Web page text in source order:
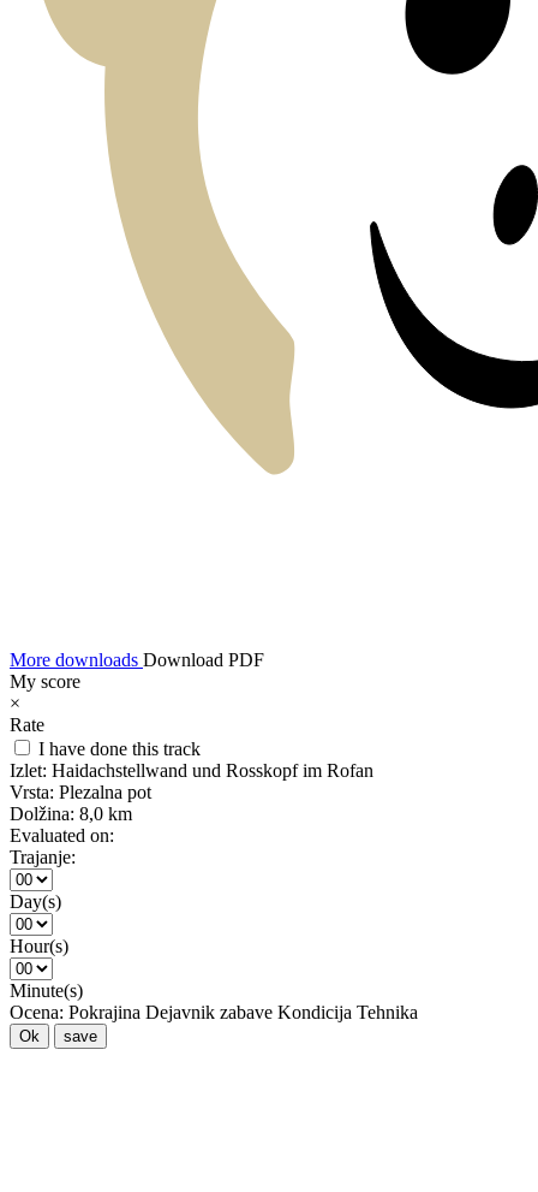
More downloads Download PDF
My score
×
Rate
I have done this track
Izlet: Haidachstellwand und Rosskopf im Rofan
Vrsta: Plezalna pot
Dolžina: 8,0 km
Evaluated on:
Trajanje:
Day(s)
Hour(s)
Minute(s)
Ocena: Pokrajina Dejavnik zabave Kondicija Tehnika
Ok save